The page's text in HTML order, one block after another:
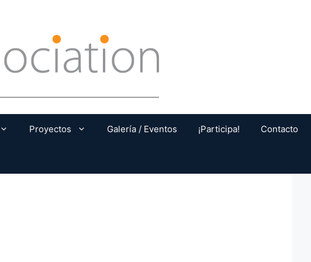
Proyectos Galería / Eventos ¡Participa! Contacto